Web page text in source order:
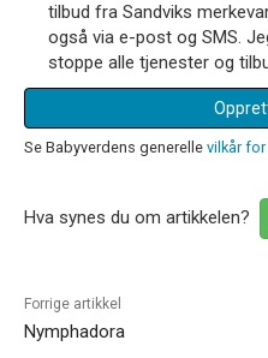
tilbud fra Sandviks
også via e-post og SMS.
stoppe alle tjenester og
Se Babyverdens generelle vilkår
Hva synes du om artikkelen?
Forrige artikkel
Nymphadora